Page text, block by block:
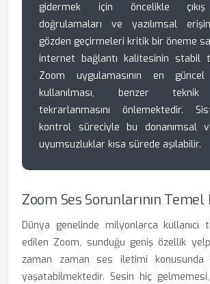
gidermek için öncelikle çıkış
doğrulamaları ve yazılımsal
gözden geçirmeleri kritik bir öneme
internet bağlantı kalitesinin stabil
Zoom uygulamasının en güncel
kullanılması, benzer teknik
tekrarlanmasını önlemektedir.
kontrol süreciyle bu donanımsal
uyumsuzluklar kısa sürede aşılabilir.
Zoom Ses Sorunlarının
Dünya genelinde milyonlarca kullanıcı
edilen Zoom, sunduğu geniş özellik
zaman zaman ses iletimi konusunda
yaşatabilmektedir. Sesin hiç